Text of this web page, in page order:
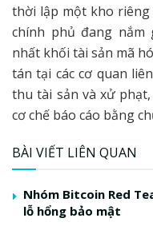
thời lập một kho riêng
chính phủ đang nắm
nhất khối tài sản mã
tán tại các cơ quan
thu tài sản và xử
cơ chế báo cáo bằng
BÀI VIẾT LIÊN QUAN
Nhóm Bitcoin Red
lỗ hổng bảo mật